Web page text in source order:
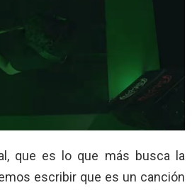
que es lo que más busca la
escribir que es un canción